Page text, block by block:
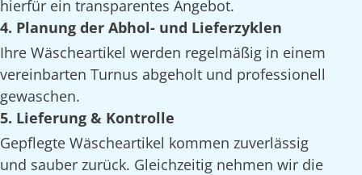
hierfür ein transparentes Angebot.
4. Planung der Abhol- und Lieferzyklen
Ihre Wäscheartikel werden regelmäßig in einem
vereinbarten Turnus abgeholt und professionell
gewaschen.
5. Lieferung & Kontrolle
Gepflegte Wäscheartikel kommen zuverlässig
und sauber zurück. Gleichzeitig nehmen wir die